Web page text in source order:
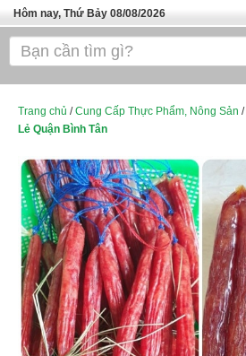
Hôm nay, Thứ Bảy 08/08/2026
Trang chủ
Tuyển Sinh Đào Tạo
Đồ Dùng Nội Ngoại Thất
Điện Tử Điện Máy
Làm Đẹp
Thời Trang
Việc Làm
Dịch Vụ
Trang chủ /Cung Cấp Thực Phẩm, Nông Sản /
Lẻ Quận Bình Tân